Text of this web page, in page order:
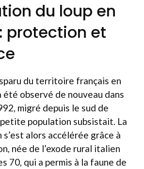
du loup en
protection et
du territoire français en
été observé de nouveau dans
migré depuis le sud de
population subsistait. La
alors accélérée grâce à
née de l’exode rural italien
70, qui a permis à la faune de